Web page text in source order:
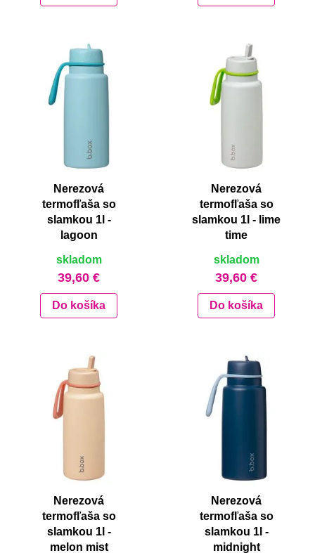
Nerezová
termofľaša so
slamkou 1l -
lagoon
skladom
39,60 €
Do košíka
Nerezová
termofľaša so
slamkou 1l - lime
time
skladom
39,60 €
Do košíka
Nerezová
termofľaša so
slamkou 1l -
melon mist
Nerezová
termofľaša so
slamkou 1l -
midnight